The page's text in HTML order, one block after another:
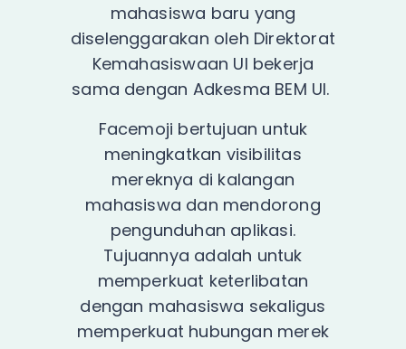
mahasiswa baru yang
diselenggarakan oleh Direktorat
Kemahasiswaan UI bekerja
sama dengan Adkesma BEM UI.
Facemoji bertujuan untuk
meningkatkan visibilitas
mereknya di kalangan
mahasiswa dan mendorong
pengunduhan aplikasi.
Tujuannya adalah untuk
memperkuat keterlibatan
dengan mahasiswa sekaligus
memperkuat hubungan merek